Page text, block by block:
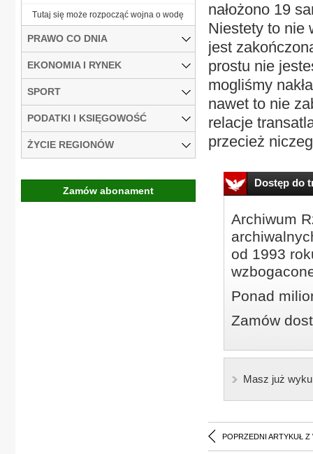
nałożono 19
Niestety to nie
jest
prostu nie
mogliśmy
nawet to nie
relacje
przecież
Dostęp do
Archiwum
od 1993
Ponad
Zamów
Masz już
POPRZEDNI ARTYKUŁ Z
Tutaj się może rozpocząć wojna o wodę
PRAWO CO DNIA
EKONOMIA I RYNEK
SPORT
PODATKI I KSIĘGOWOŚĆ
ŻYCIE REGIONÓW
Zamów abonament